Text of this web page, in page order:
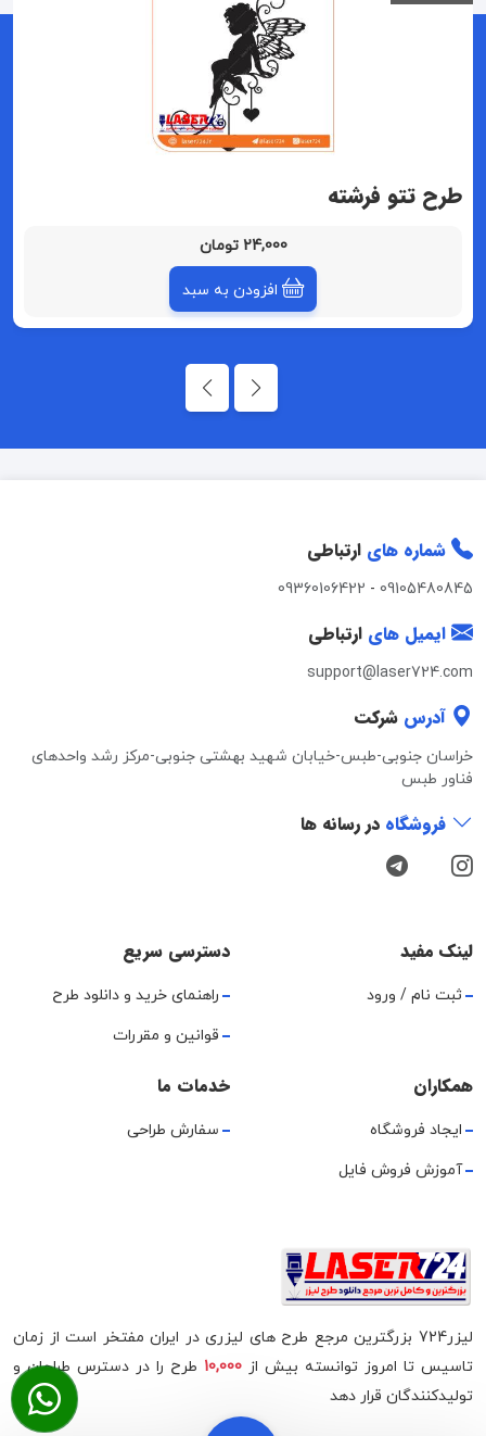
طرح تتو فرشته
24,000 تومان
افزودن به سبد
شماره های ارتباطی
09105480845
-
09360106422
ایمیل های ارتباطی
support@laser724.com
آدرس شرکت
خراسان جنوبی-طبس-خیابان شهید بهشتی جنوبی-مرکز رشد واحدهای
فناور طبس
فروشگاه در رسانه ها
لینک مفید
ثبت نام / ورود
دسترسی سریع
راهنمای خرید و دانلود طرح
قوانین و مقررات
همکاران
ایجاد فروشگاه
آموزش فروش فایل
خدمات ما
سفارش طراحی
لیزر724 بزرگترین مرجع طرح های لیزری در ایران مفتخر است از زمان
تاسیس تا امروز توانسته بیش از 10,000 طرح را در دسترس طراحان و
تولیدکنندگان قرار دهد